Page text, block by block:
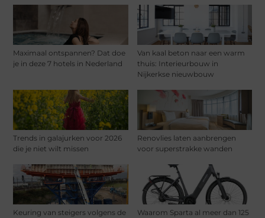
Maximaal ontspannen? Dat doe
je in deze 7 hotels in Nederland
Van kaal beton naar een warm
thuis: Interieurbouw in
Nijkerkse nieuwbouw
Trends in galajurken voor 2026
die je niet wilt missen
Renovlies laten aanbrengen
voor superstrakke wanden
Keuring van steigers volgens de
Waarom Sparta al meer dan 125